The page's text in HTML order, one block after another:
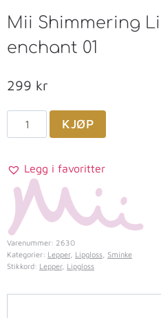
Mii Shimmering
enchant 01
299 kr
KJØP
Legg i favoritter
Varenummer: 2630
Kategorier: Lepper, Lipgloss
Sminke
Stikkord: Lepper, Lipgloss